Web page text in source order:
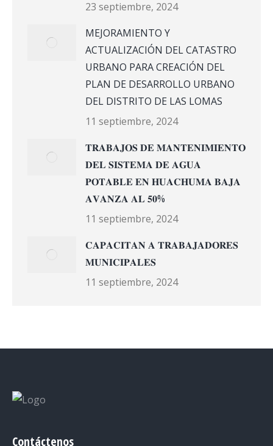
23 septiembre, 2024
MEJORAMIENTO Y
ACTUALIZACIÓN DEL CATASTRO
URBANO PARA CREACIÓN DEL
PLAN DE DESARROLLO URBANO
DEL DISTRITO DE LAS LOMAS
11 septiembre, 2024
𝐓𝐑𝐀𝐁𝐀𝐉𝐎𝐒 𝐃𝐄 𝐌𝐀𝐍𝐓𝐄𝐍𝐈𝐌𝐈𝐄𝐍𝐓𝐎
𝐃𝐄𝐋 𝐒𝐈𝐒𝐓𝐄𝐌𝐀 𝐃𝐄 𝐀𝐆𝐔𝐀
𝐏𝐎𝐓𝐀𝐁𝐋𝐄 𝐄𝐍 𝐇𝐔𝐀𝐂𝐇𝐔𝐌𝐀 𝐁𝐀𝐉𝐀
𝐀𝐕𝐀𝐍𝐙𝐀 𝐀𝐋 𝟓𝟎%
11 septiembre, 2024
𝐂𝐀𝐏𝐀𝐂𝐈𝐓𝐀𝐍 𝐀 𝐓𝐑𝐀𝐁𝐀𝐉𝐀𝐃𝐎𝐑𝐄𝐒
𝐌𝐔𝐍𝐈𝐂𝐈𝐏𝐀𝐋𝐄𝐒
11 septiembre, 2024
Contáctenos